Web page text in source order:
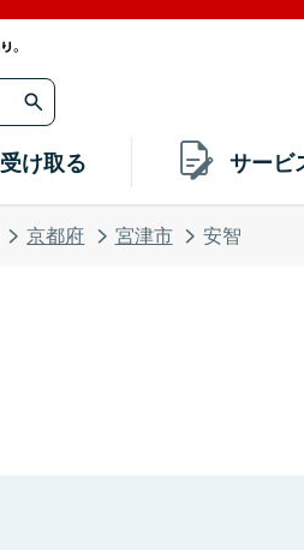
受け取る サービ
京都府 宮津市 安智